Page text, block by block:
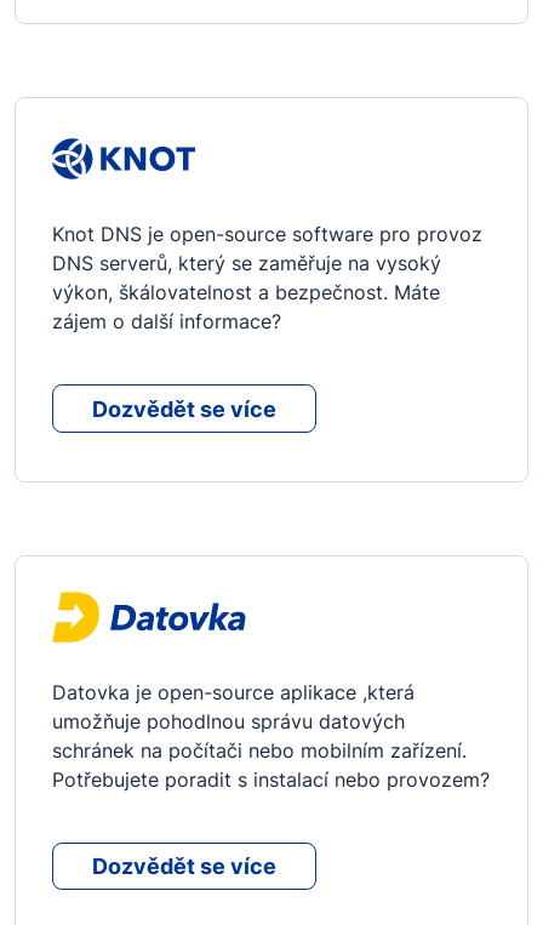
Knot DNS je open-source software pro provoz
DNS serverů, který se zaměřuje na vysoký
výkon, škálovatelnost a bezpečnost. Máte
zájem o další informace?
Dozvědět se více
Datovka je open-source aplikace ,která
umožňuje pohodlnou správu datových
schránek na počítači nebo mobilním zařízení.
Potřebujete poradit s instalací nebo provozem?
Dozvědět se více